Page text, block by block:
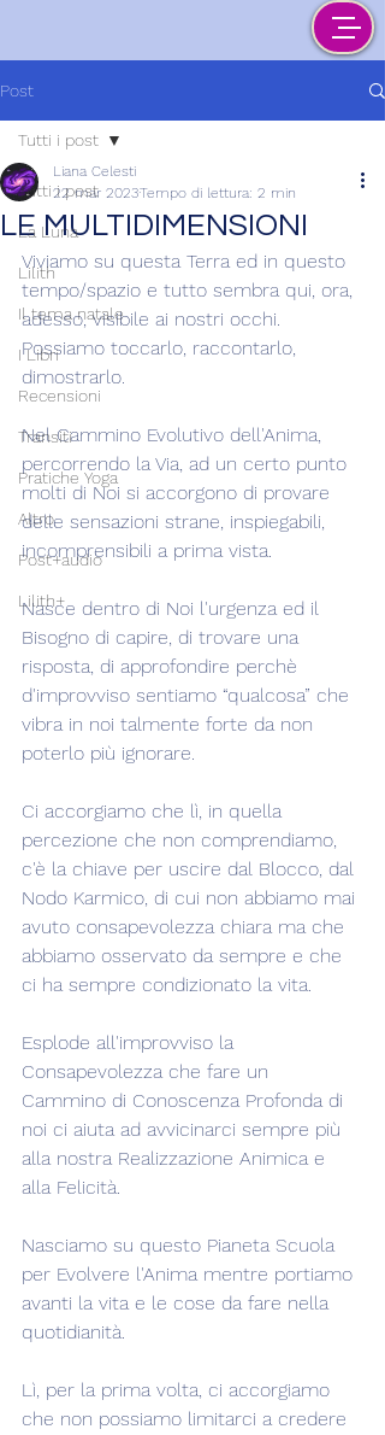
Post
Tutti i post
La Luna
Lilith
Il tema natale
I Libri
Recensioni
Transiti
Pratiche Yoga
Altro
Post+audio
Lilith+
Tutti i post
LE MULTIDIMENSIONI
Liana Celesti
22 mar 2023Tempo di lettura: 2 min
Viviamo su questa Terra ed in questo
tempo/spazio e tutto sembra qui, ora,
adesso, visibile ai nostri occhi.
Possiamo toccarlo, raccontarlo,
dimostrarlo.
Nel Cammino Evolutivo dell'Anima,
percorrendo la Via, ad un certo punto
molti di Noi si accorgono di provare
delle sensazioni strane, inspiegabili,
incomprensibili a prima vista.
Nasce dentro di Noi l'urgenza ed il
Bisogno di capire, di trovare una
risposta, di approfondire perchè
d'improvviso sentiamo “qualcosa” che
vibra in noi talmente forte da non
poterlo più ignorare.
Ci accorgiamo che lì, in quella
percezione che non comprendiamo,
c'è la chiave per uscire dal Blocco, dal
Nodo Karmico, di cui non abbiamo mai
avuto consapevolezza chiara ma che
abbiamo osservato da sempre e che
ci ha sempre condizionato la vita.
Esplode all'improvviso la
Consapevolezza che fare un
Cammino di Conoscenza Profonda di
noi ci aiuta ad avvicinarci sempre più
alla nostra Realizzazione Animica e
alla Felicità.
Nasciamo su questo Pianeta Scuola
per Evolvere l'Anima mentre portiamo
avanti la vita e le cose da fare nella
quotidianità.
Lì, per la prima volta, ci accorgiamo
che non possiamo limitarci a credere